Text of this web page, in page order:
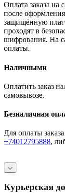
Оплата заказа на
после
защищённую
проходят в
шифрования. На
оплаты.
Наличными
Оплатить заказ
самовывозе.
Безналичная
Для оплаты
+74012795888,
Курьерская